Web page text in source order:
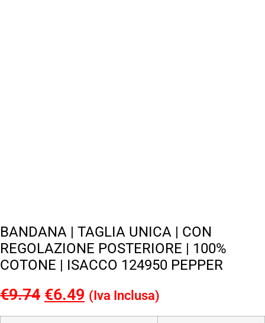
BANDANA | TAGLIA UNICA | CON
REGOLAZIONE POSTERIORE | 100%
COTONE | ISACCO 124950 PEPPER
€9.74 Il
prezzo
€6.49 Il
prezzo
(Iva Inclusa)